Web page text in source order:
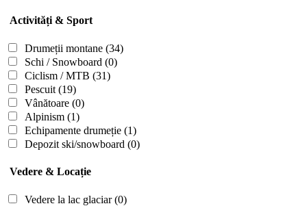
Activități & Sport
Drumeții montane (34)
Schi / Snowboard (0)
Ciclism / MTB (31)
Pescuit(19)
Vânătoare (0)
Alpinism (1)
Echipamente drumeție (1)
Depozit ski/snowboard (0)
Vedere & Locație
Vedere la lac glaciar(0)